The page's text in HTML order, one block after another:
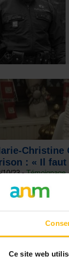
Ce site web
Christine
: « Il
10/23 - Témoignage
Belgique, Marie-
en